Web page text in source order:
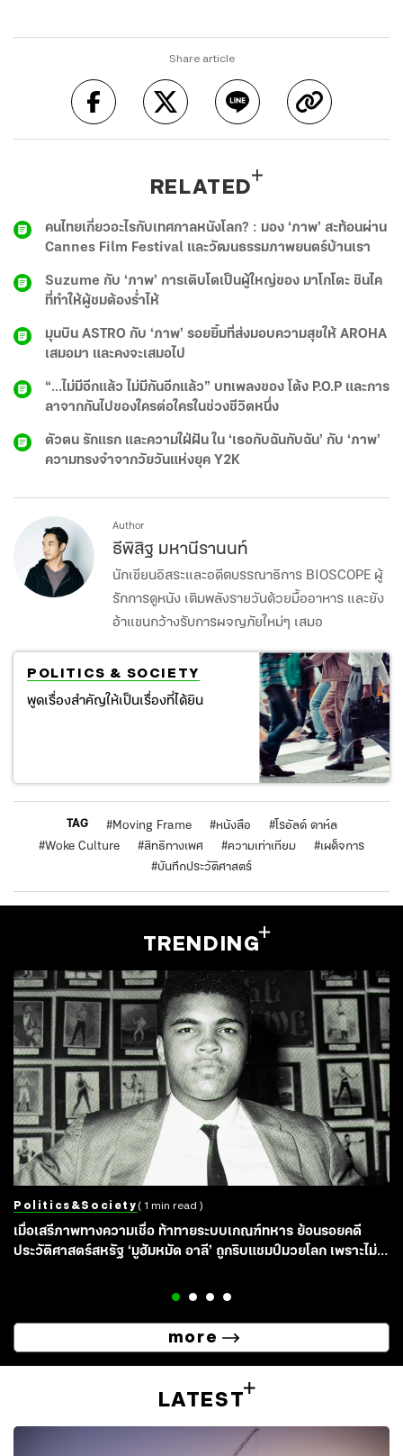
Share article
RELATED
คนไทยเกี่ยวอะไรกับเทศกาลหนังโลก? : มอง ‘ภาพ’ สะท้อนผ่าน
Cannes Film Festival และวัฒนธรรมภาพยนตร์บ้านเรา
Suzume กับ ‘ภาพ’ การเติบโตเป็นผู้ใหญ่ของ มาโกโตะ ชินไค
ที่ทำให้ผู้ชมต้องร่ำไห้
มุนบิน ASTRO กับ ‘ภาพ’ รอยยิ้มที่ส่งมอบความสุขให้ AROHA
เสมอมา และคงจะเสมอไป
“...ไม่มีอีกแล้ว ไม่มีกันอีกแล้ว” บทเพลงของ โต้ง P.O.P และการ
ลาจากกันไปของใครต่อใครในช่วงชีวิตหนึ่ง
ตัวตน รักแรก และความใฝ่ฝัน ใน ‘เธอกับฉันกับฉัน’ กับ ‘ภาพ’
ความทรงจำจากวัยวันแห่งยุค Y2K
Author
ธีพิสิฐ มหานีรานนท์
นักเขียนอิสระและอดีตบรรณาธิการ BIOSCOPE ผู้
รักการดูหนัง เติมพลังรายวันด้วยมื้ออาหาร และยัง
อ้าแขนกว้างรับการผจญภัยใหม่ๆ เสมอ
POLITICS & SOCIETY
พูดเรื่องสำคัญให้เป็นเรื่องที่ได้ยิน
TAG #Moving Frame #หนังสือ #โรอัลด์ ดาห์ล
#Woke Culture #สิทธิทางเพศ #ความเท่าเทียม #เผด็จการ
#บันทึกประวัติศาสตร์
TRENDING
Politics&society ( 1 min read )
เมื่อเสรีภาพทางความเชื่อ ท้าทายระบบเกณฑ์ทหาร ย้อนรอยคดี
ประวัติศาสตร์สหรัฐ ‘มูฮัมหมัด อาลี’ ถูกริบแชมป์มวยโลก เพราะไม่
more
LATEST